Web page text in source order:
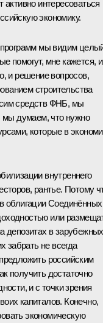
интересоваться
экономику.
программ мы видим
помогут, мне кажется,
и решение вопросов,
строительства
средств ФНБ, мы
мы думаем, что нужно
которые в
внутреннего
рантье. Потому
облигации Соединённых
или
депозитах в зарубежных
забрать не всегда
российским
получить достаточно
и с точки зрения
капиталов. Конечно,
экономическую